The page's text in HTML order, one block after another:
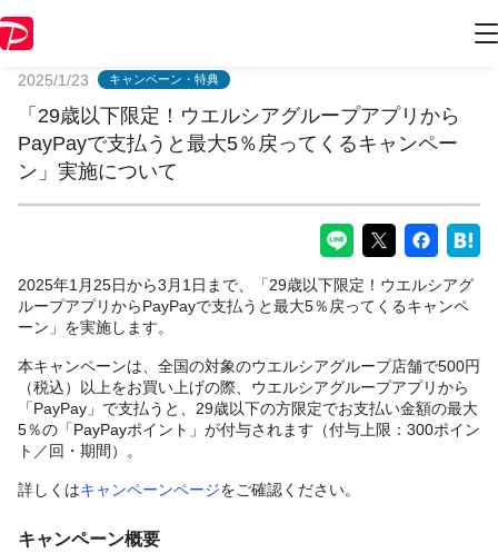
2025/1/23 キャンペーン・特典
「29歳以下限定！ウエルシアグループアプリから
PayPayで支払うと最大5％戻ってくるキャンペー
ン」実施について
2025年1月25日から3月1日まで、「29歳以下限定！ウエルシアグ
ループアプリからPayPayで支払うと最大5％戻ってくるキャンペ
ーン」を実施します。
本キャンペーンは、全国の対象のウエルシアグループ店舗で500円
（税込）以上をお買い上げの際、ウエルシアグループアプリから
「PayPay」で支払うと、29歳以下の方限定でお支払い金額の最大
5％の「PayPayポイント」が付与されます（付与上限：300ポイン
ト／回・期間）。
詳しくはキャンペーンページをご確認ください。
キャンペーン概要